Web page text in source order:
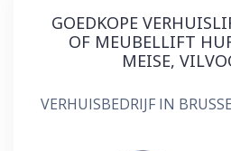
GOEDKOPE
OF MEUBELLIFT
MEISE,
VERHUISBEDRIJF IN